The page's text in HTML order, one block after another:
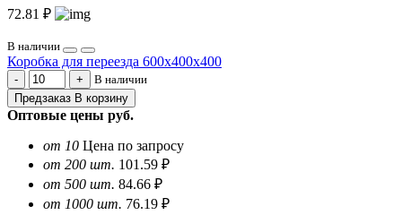
72.81 ₽
В наличии
Коробка для переезда 600х400х400
В наличии
Предзаказ В корзину
Оптовые цены руб.
от 10 Цена по запросу
от 200 шт. 101.59 ₽
от 500 шт. 84.66 ₽
от 1000 шт. 76.19 ₽